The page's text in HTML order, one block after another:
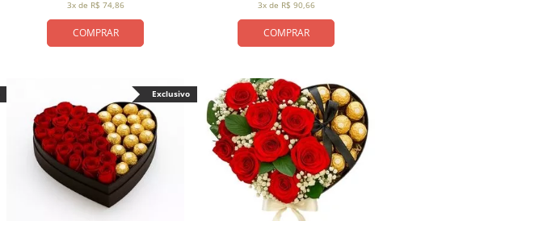
COMPRAR
3x de R$ 74,86
COMPRAR
3x de R$ 90,66
Exclusivo